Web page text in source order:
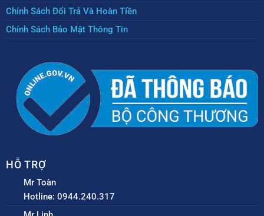
Chính Sách Đổi Trả Và Hoàn Tiền
Chính Sách Bảo Mật Thông Tin
HỖ TRỢ
Mr Toàn
Hotline: 0944.240.317